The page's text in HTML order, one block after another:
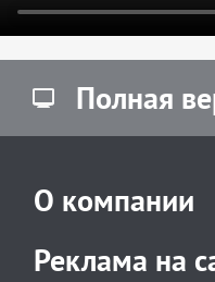
Полная
О компании
Реклама на